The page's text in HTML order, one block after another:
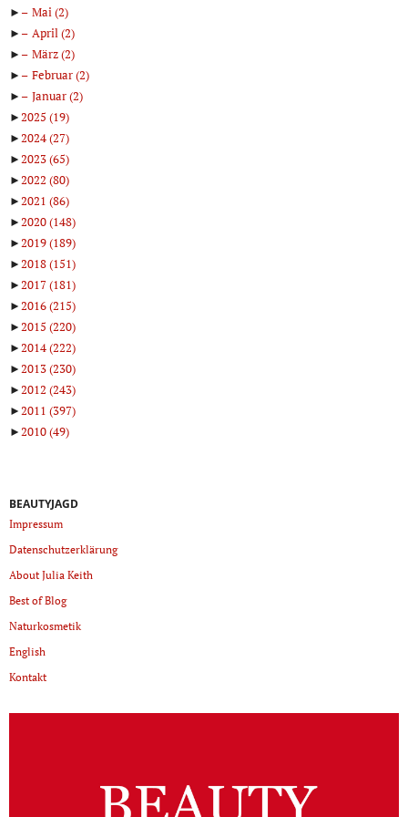
►
Mai(2)
►
April(2)
►
März(2)
►
Februar(2)
►
Januar(2)
►2025 (19)
►2024(27)
►2023(65)
►2022 (80)
►2021 (86)
►2020(148)
►2019(189)
►2018(151)
►2017(181)
►2016(215)
►2015 (220)
►2014(222)
►2013(230)
►2012 (243)
►2011 (397)
►2010(49)
BEAUTYJAGD
Impressum
Datenschutzerklärung
About Julia Keith
Best of Blog
Naturkosmetik
English
Kontakt